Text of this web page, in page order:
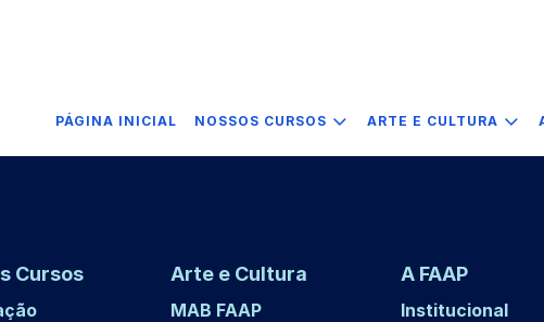
PÁGINA INICIAL NOSSOS CURSOS ARTE E CULTURA
Cursos Arte e Cultura
MAB FAAP
A FAAP
Institucional